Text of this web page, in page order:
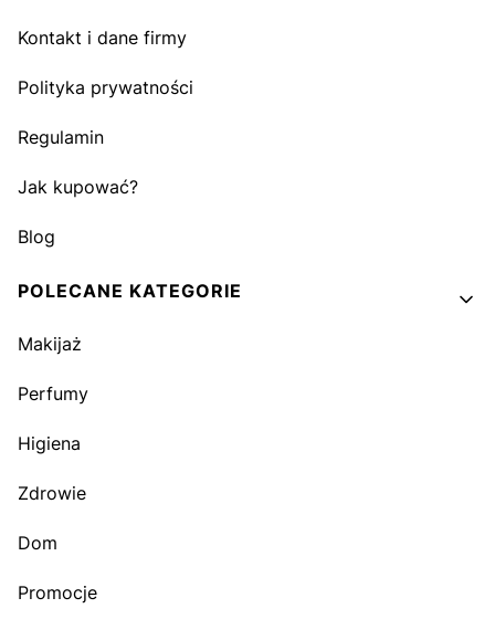
Kontakt i dane firmy
Polityka prywatności
Regulamin
Jak kupować?
Blog
POLECANE KATEGORIE
Makijaż
Perfumy
Higiena
Zdrowie
Dom
Promocje